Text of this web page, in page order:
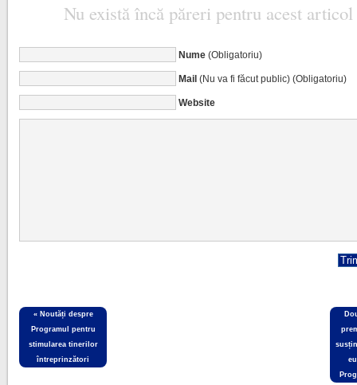
Nu există încă păreri pentru acest articol
Nume(Obligatoriu)
Mail(Nu va fi făcut public) (Obligatoriu)
Website
« Noutăți despre
Programul pentru
stimularea tinerilor
întreprinzători